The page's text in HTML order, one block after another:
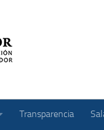
Transparencia